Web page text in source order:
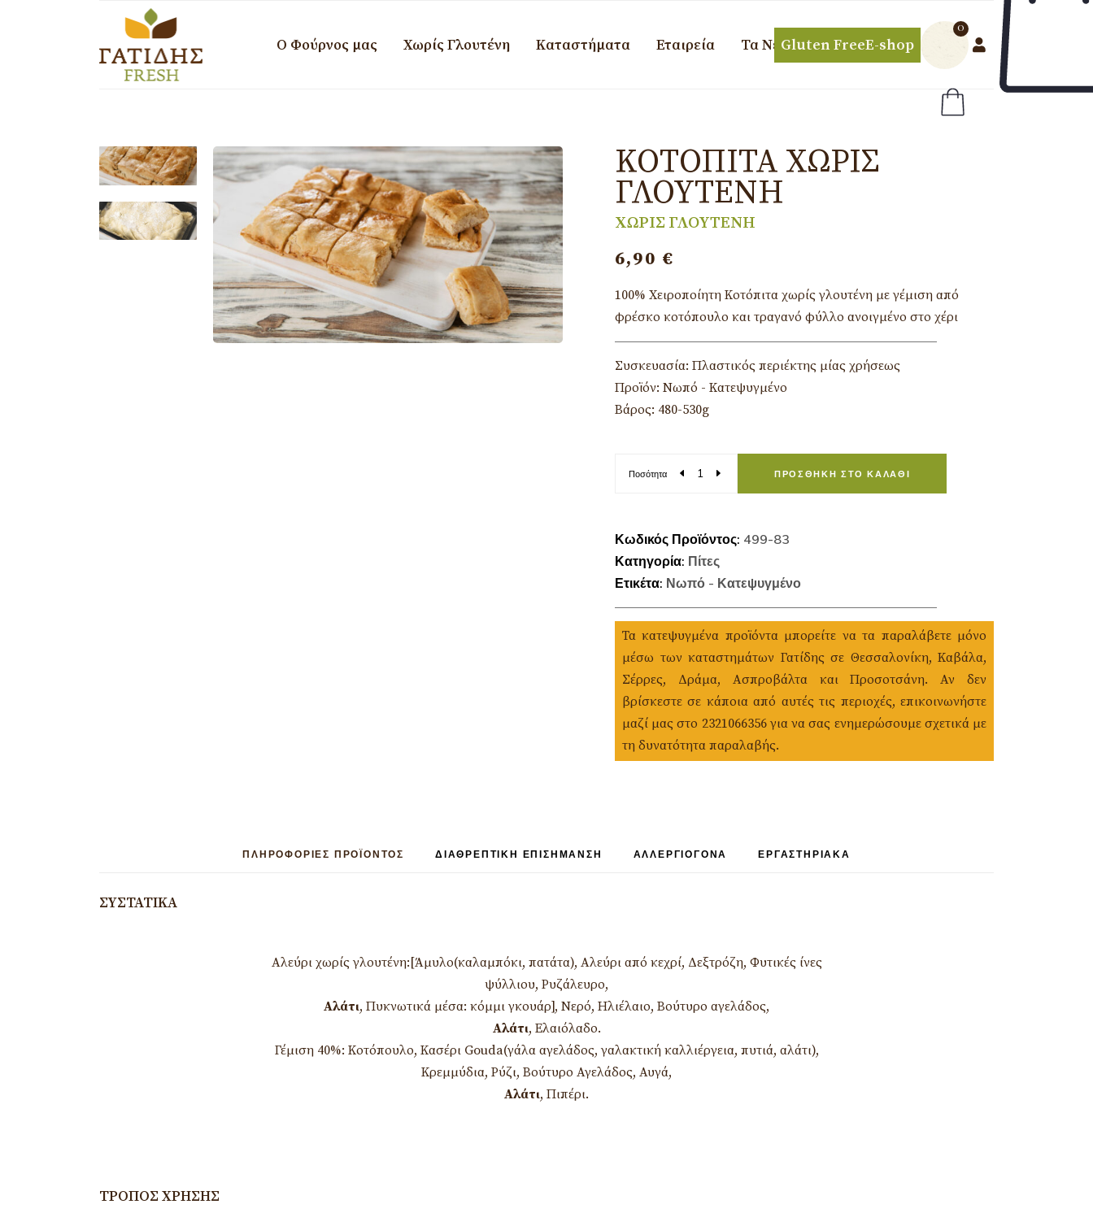
Ο Φούρνος μας Χωρίς Γλουτένη Καταστήματα Εταιρεία Τα Νέα μαςGluten FreeE-shop
0
ΚΟΤΌΠΙΤΑ ΧΩΡΊΣ
ΓΛΟΥΤΈΝΗ
ΧΩΡΙΣ ΓΛΟΥΤΕΝΗ
6,90 €
100% Χειροποίητη Κοτόπιτα χωρίς γλουτένη με γέμιση από
φρέσκο κοτόπουλο και τραγανό φύλλο ανοιγμένο στο χέρι
Συσκευασία: Πλαστικός περιέκτης μίας χρήσεως
Προϊόν: Νωπό - Κατεψυγμένο
Βάρος: 480-530g
Ποσότητα ΠΡΟΣΘΉΚΗ ΣΤΟ ΚΑΛΆΘΙ
Κωδικός Προϊόντος: 499-83
Κατηγορία: Πίτες
Ετικέτα: Νωπό - Κατεψυγμένο
Τα κατεψυγμένα προϊόντα μπορείτε να τα παραλάβετε μόνο
μέσω των καταστημάτων Γατίδης σε Θεσσαλονίκη, Καβάλα,
Σέρρες, Δράμα, Ασπροβάλτα και Προσοτσάνη. Αν δεν
βρίσκεστε σε κάποια από αυτές τις περιοχές, επικοινωνήστε
μαζί μας στο 2321066356 για να σας ενημερώσουμε σχετικά με
τη δυνατότητα παραλαβής.
ΠΛΗΡΟΦΟΡΊΕΣ ΠΡΟΪΟΝΤΟΣ ΔΙΑΘΡΕΠΤΙΚΉ ΕΠΙΣΉΜΑΝΣΗ ΑΛΛΕΡΓΙΟΓΌΝΑ ΕΡΓΑΣΤΗΡΙΑΚΆ
ΣΥΣΤΑΤΙΚΆ
Αλεύρι χωρίς γλουτένη:[Άμυλο(καλαμπόκι, πατάτα), Αλεύρι από κεχρί, Δεξτρόζη, Φυτικές ίνες
ψύλλιου, Ρυζάλευρο,
Αλάτι, Πυκνωτικά μέσα: κόμμι γκουάρ], Νερό, Ηλιέλαιο, Βούτυρο αγελάδος,
Αλάτι, Ελαιόλαδο.
Γέμιση 40%: Κοτόπουλο, Κασέρι Gouda(γάλα αγελάδος, γαλακτική καλλιέργεια, πυτιά, αλάτι),
Κρεμμύδια, Ρύζι, Βούτυρο Αγελάδος, Αυγά,
Αλάτι, Πιπέρι.
ΤΡΌΠΟΣ ΧΡΉΣΗΣ